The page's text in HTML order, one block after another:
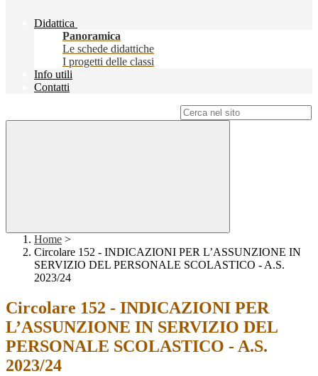
Didattica
Panoramica
Le schede didattiche
I progetti delle classi
Info utili
Contatti
Home >
Circolare 152 - INDICAZIONI PER L’ASSUNZIONE IN
SERVIZIO DEL PERSONALE SCOLASTICO - A.S.
2023/24
Circolare 152 - INDICAZIONI PER
L’ASSUNZIONE IN SERVIZIO DEL
PERSONALE SCOLASTICO - A.S.
2023/24